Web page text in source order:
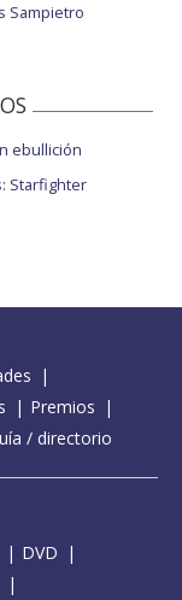
Sampietro
ebullición
Starfighter
Premios
/ directorio
DVD